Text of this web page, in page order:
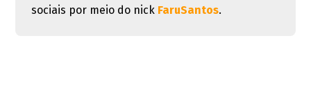
sociais por meio do nick FaruSantos.